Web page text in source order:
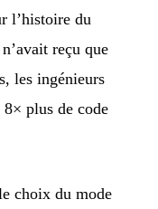
l’histoire du
reçu que
les ingénieurs
plus de code
choix du mode